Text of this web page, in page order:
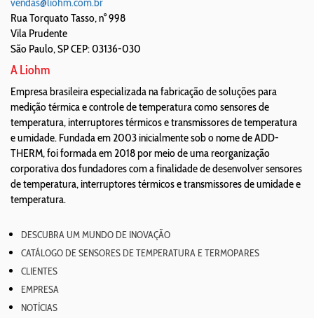
Rua Torquato Tasso, n° 998
Vila Prudente
São Paulo,SPCEP: 03136-030
A Liohm
Empresa brasileira especializada na fabricação de soluções para
medição térmica e controle de temperatura como sensores de
temperatura, interruptores térmicos e transmissores de temperatura
e umidade. Fundada em 2003 inicialmente sob o nome de ADD-
THERM, foi formada em 2018 por meio de uma reorganização
corporativa dos fundadores com a finalidade de desenvolver sensores
de temperatura, interruptores térmicos e transmissores de umidade e
temperatura.
DESCUBRA UM MUNDO DE INOVAÇÃO
CATÁLOGO DE SENSORES DE TEMPERATURA E TERMOPARES
CLIENTES
EMPRESA
NOTÍCIAS